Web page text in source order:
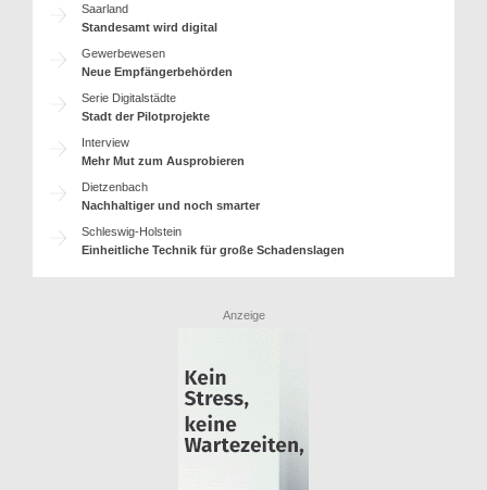
Saarland
Standesamt wird digital
Gewerbewesen
Neue Empfängerbehörden
Serie Digitalstädte
Stadt der Pilotprojekte
Interview
Mehr Mut zum Ausprobieren
Dietzenbach
Nachhaltiger und noch smarter
Schleswig-Holstein
Einheitliche Technik für große Schadenslagen
Anzeige